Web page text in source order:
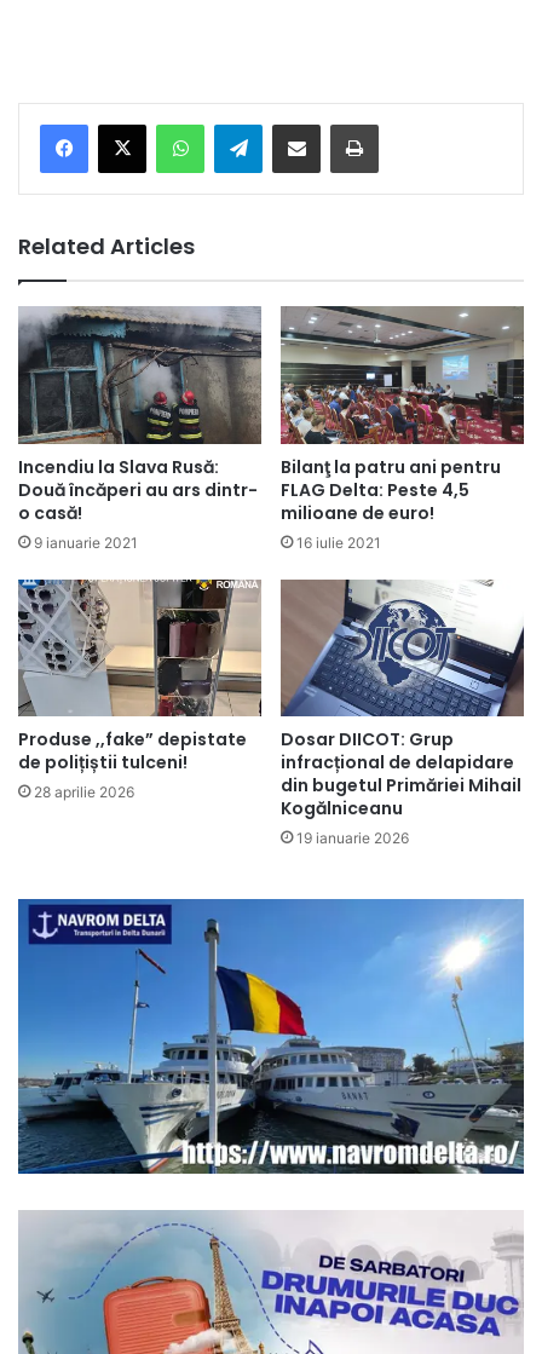
Telegram
Related Articles
Incendiu la Slava Rusă:
Două încăperi au ars dintr-
o casă!
9 ianuarie 2021
Bilanţ la patru ani pentru
FLAG Delta: Peste 4,5
milioane de euro!
16 iulie 2021
Produse ,,fake” depistate
de polițiștii tulceni!
28 aprilie 2026
Dosar DIICOT: Grup
infracțional de delapidare
din bugetul Primăriei Mihail
Kogălniceanu
19 ianuarie 2026